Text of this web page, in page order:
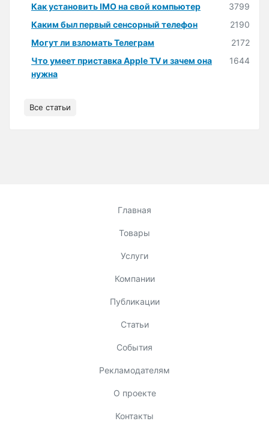
Как установить IMO на свой компьютер
3799
Каким был первый сенсорный телефон
2190
Могут ли взломать Телеграм
2172
Что умеет приставка Apple TV и зачем она
нужна
1644
Все статьи
Главная
Товары
Услуги
Компании
Публикации
Статьи
События
Рекламодателям
О проекте
Контакты